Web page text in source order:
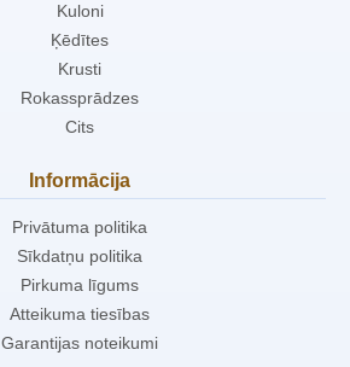
Kuloni
Ķēdītes
Krusti
Rokassprādzes
Cits
Informācija
Privātuma politika
Sīkdatņu politika
Pirkuma līgums
Atteikuma tiesības
Garantijas noteikumi